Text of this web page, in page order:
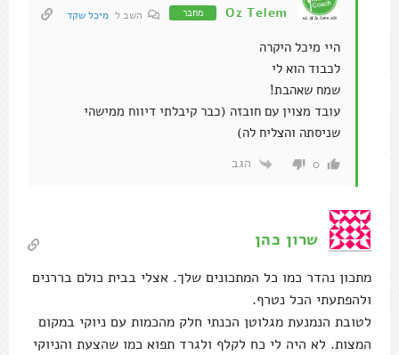
Oz Telem מחבר השב ל מיכל שקד
היי מיכל היקרה
לכבוד הוא לי
שמח שאהבת!
עובד מצוין עם חובזה (כבר קיבלתי דיווח ממישהי
שניסתה והצליח לה)
0 הגב
שרון כהן
מתכון נהדר כמו כל המתכונים שלך. אצלי בבית כולם בררנים
ולהפתעתי הכל נטרף.
לטובת הנמנעת מגלוטן הכנתי חלק מהכמות עם ניוקי במקום
המצות. לא היה לי כח לקלף ולגרד תפוא כמו שהצעת והניוקי